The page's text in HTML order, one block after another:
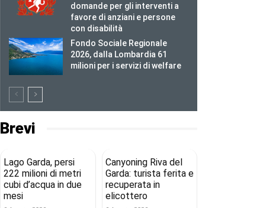
domande per gli interventi a
favore di anziani e persone
con disabilità
Fondo Sociale Regionale
2026, dalla Lombardia 61
milioni per i servizi di welfare
Brevi
Lago Garda, persi
222 milioni di metri
cubi d’acqua in due
mesi
Canyoning Riva del
Garda: turista ferita e
recuperata in
elicottero